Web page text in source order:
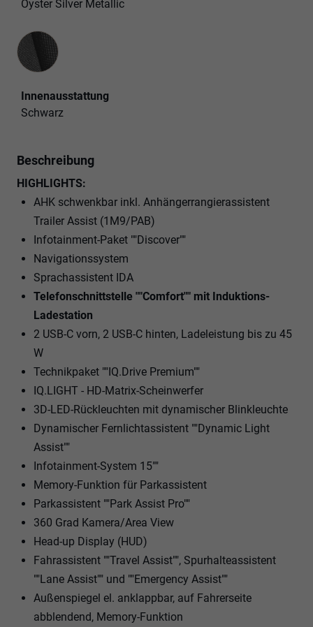
Oyster Silver Metallic
Innenausstattung
Innenausstattung
Schwarz
Beschreibung
HIGHLIGHTS:
AHK schwenkbar inkl. Anhängerrangierassistent
Trailer Assist (1M9/PAB)
Infotainment-Paket ""Discover""
Navigationssystem
Sprachassistent IDA
Telefonschnittstelle ""Comfort"" mit Induktions-
Ladestation
2 USB-C vorn, 2 USB-C hinten, Ladeleistung bis zu 45
W
Technikpaket ""IQ.Drive Premium""
IQ.LIGHT - HD-Matrix-Scheinwerfer
3D-LED-Rückleuchten mit dynamischer Blinkleuchte
Dynamischer Fernlichtassistent ""Dynamic Light
Assist""
Infotainment-System 15""
Memory-Funktion für Parkassistent
Parkassistent ""Park Assist Pro""
360 Grad Kamera/Area View
Head-up Display (HUD)
Fahrassistent ""Travel Assist"", Spurhalteassistent
""Lane Assist"" und ""Emergency Assist""
Außenspiegel el. anklappbar, auf Fahrerseite
abblendend, Memory-Funktion